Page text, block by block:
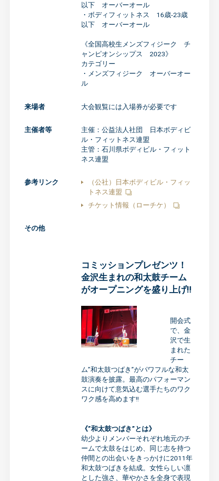
以下 オーバーオール
・ボディフィットネス 16歳-23歳
以下 オーバーオール
《全国高校生メンズフィジーク チ
ャンピオンシップス 2023》
カテゴリー
・メンズフィジーク オーバーオー
ル
来場者 大会観覧には入場券が必要です
主催者等
主催：公益法人社団 日本ボディビ
ル・フィットネス連盟
主管：石川県ボディビル・フィット
ネス連盟
参考リンク
（公社）日本ボディビル・フィッ
トネス連盟
チケット情報（ローチケ）
その他
コミッションプレゼンツ！
金沢生まれの和太鼓チーム
がオープニングを盛り上げ!!
開会式
で、金
沢で生
まれた
チー
ム”和太鼓つばき”がパワフルな和太
鼓演奏を披露。最高のパフォーマン
スに向けて意気込む選手たちのワク
ワク感を高めます!!
《”和太鼓つばき”とは》
幼少よりメンバーそれぞれ地元のチ
ームで太鼓をはじめ、同じ志を持つ
仲間との出会いをきっかけに2011年
和太鼓つばきを結成。女性らしい凛
とした強さ、華やかさを全身で表現